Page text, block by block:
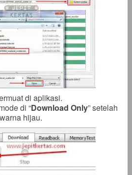
di aplikasi.
di “Download Only” setelah
hijau.